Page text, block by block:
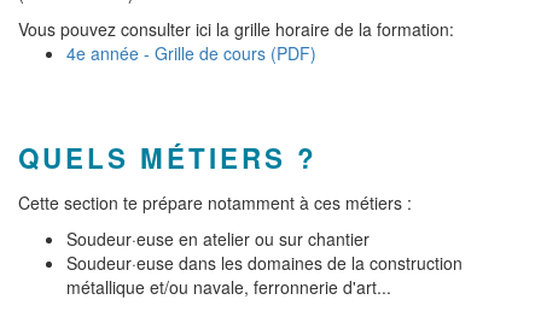
Vous pouvez consulter ici la grille horaire de la formation:
4e année - Grille de cours (PDF)
QUELS MÉTIERS ?
Cette section te prépare notamment à ces métiers :
Soudeur·euse en atelier ou sur chantier
Soudeur·euse dans les domaines de la construction
métallique et/ou navale, ferronnerie d'art...